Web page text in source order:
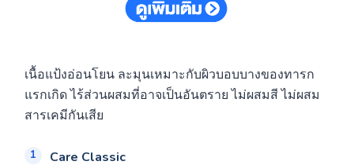
เนื้อแป้งอ่อนโยน ละมุนเหมาะกับผิวบอบบางของทารก
แรกเกิด ไร้ส่วนผสมที่อาจเป็นอันตราย ไม่ผสมสี ไม่ผสม
สารเคมีกันเสีย
Care Classic